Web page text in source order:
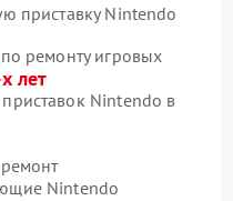
приставку Nintendo
ремонту игровых
лет
Nintendo в
Nintendo